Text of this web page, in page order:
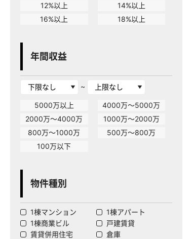
12%以上
14%以上
16%以上
18%以上
年間収益
~
5000万以上
4000万～5000万
2000万～4000万
1000万～2000万
800万～1000万
500万～800万
100万以下
物件種別
1棟マンション
1棟アパート
1棟商業ビル
戸建賃貸
賃貸併用住宅
倉庫